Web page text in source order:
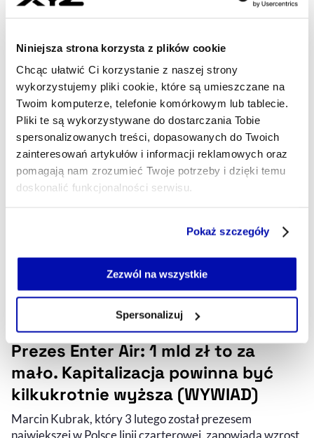
Niniejsza strona korzysta z plików cookie
Chcąc ułatwić Ci korzystanie z naszej strony
wykorzystujemy pliki cookie, które są umieszczane na
Twoim komputerze, telefonie komórkowym lub tablecie.
Pliki te są wykorzystywane do dostarczania Tobie
spersonalizowanych treści, dopasowanych do Twoich
zainteresowań artykułów i informacji reklamowych oraz
pomagają nam zrozumieć Twoje potrzeby i dzięki temu
doskonalić funkcjonalności serwisu.
Jeżeli nie wyrażasz zgody na zapisywanie plików cookie,
możesz łatwo zarządzać swoimi uprawnieniami, np. we
własnej przeglądarce internetowej lub po wybraniu opcji
naszejPolityce Prywatności .
Pokaż szczegóły
Zezwól na wszystkie
Spersonalizuj
Prezes Enter Air: 1 mld zł to za
mało. Kapitalizacja powinna być
kilkukrotnie wyższa (WYWIAD)
Marcin Kubrak, który 3 lutego został prezesem
największej w Polsce linii czarterowej, zapowiada wzrost